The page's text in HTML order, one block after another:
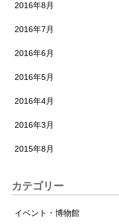
2016年8月
2016年7月
2016年6月
2016年5月
2016年4月
2016年3月
2015年8月
カテゴリー
イベント・博物館